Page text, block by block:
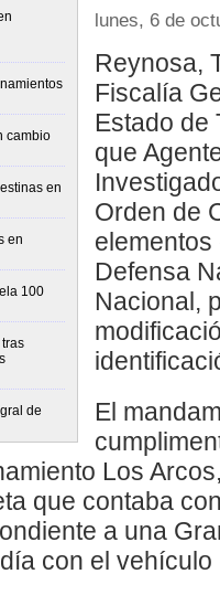
cambio
en
en
100
de
lunes, 6 de
Reynosa,
Fiscalía
Estado de
que
Orden de
Defensa
Nacional,
El
Los
que contaba
a una
con el